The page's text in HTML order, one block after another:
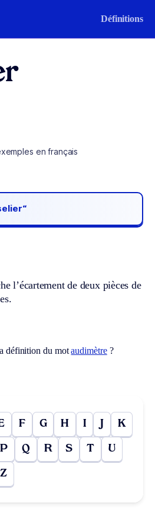
Définitions
en français
l’écartement de deux pièces de
définition du motaudimètre?
F G H I J K
P Q R S T U
Z